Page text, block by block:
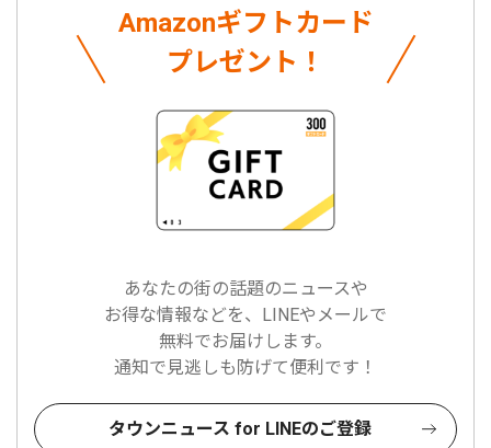
Amazonギフトカード
プレゼント！
あなたの街の話題のニュースや
お得な情報などを、LINEやメールで
無料でお届けします。
通知で見逃しも防げて便利です！
タウンニュース for LINEのご登録